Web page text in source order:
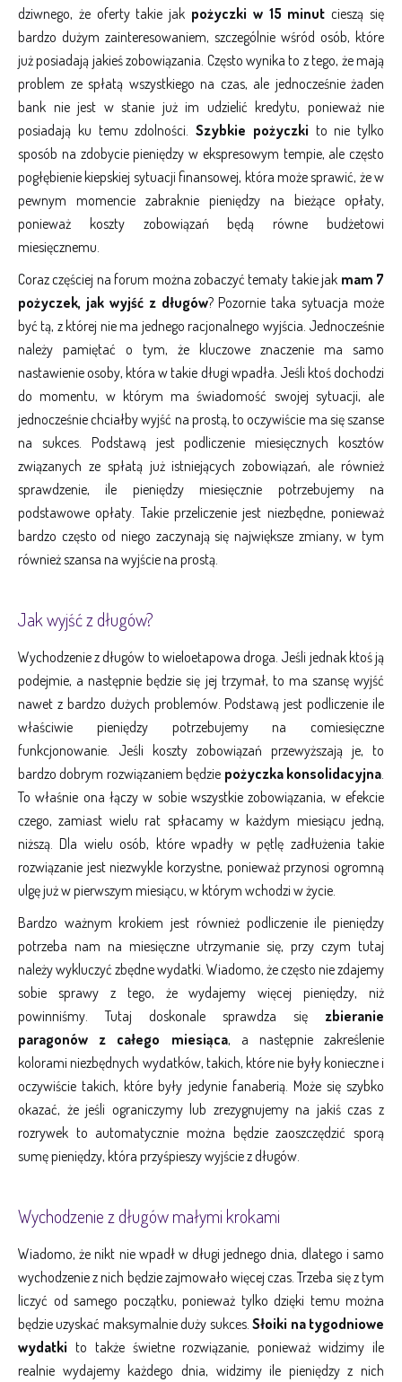
dziwnego, że oferty takie jak pożyczki w 15 minutcieszą się
bardzo dużym zainteresowaniem, szczególnie wśród osób, które
już posiadają jakieś zobowiązania. Często wynika to z tego, że mają
problem ze spłatą wszystkiego na czas, ale jednocześnie żaden
bank nie jest w stanie już im udzielić kredytu, ponieważ nie
posiadają ku temu zdolności. Szybkie pożyczki to nie tylko
sposób na zdobycie pieniędzy w ekspresowym tempie, ale często
pogłębienie kiepskiej sytuacji finansowej, która może sprawić, że w
pewnym momencie zabraknie pieniędzy na bieżące opłaty,
ponieważ koszty zobowiązań będą równe budżetowi
miesięcznemu.
Coraz częściej na forum można zobaczyć tematy takie jak mam 7
pożyczek, jak wyjść z długów? Pozornie taka sytuacja może
być tą, z której nie ma jednego racjonalnego wyjścia. Jednocześnie
należy pamiętać o tym, że kluczowe znaczenie ma samo
nastawienie osoby, która w takie długi wpadła. Jeśli ktoś dochodzi
do momentu, w którym ma świadomość swojej sytuacji, ale
jednocześnie chciałby wyjść na prostą, to oczywiście ma się szanse
na sukces. Podstawą jest podliczenie miesięcznych kosztów
związanych ze spłatą już istniejących zobowiązań, ale również
sprawdzenie, ile pieniędzy miesięcznie potrzebujemy na
podstawowe opłaty. Takie przeliczenie jest niezbędne, ponieważ
bardzo często od niego zaczynają się największe zmiany, w tym
również szansa na wyjście na prostą.
Jak wyjść z długów?
Wychodzenie z długów to wieloetapowa droga. Jeśli jednak ktoś ją
podejmie, a następnie będzie się jej trzymał, to ma szansę wyjść
nawet z bardzo dużych problemów. Podstawą jest podliczenie ile
właściwie pieniędzy potrzebujemy na comiesięczne
funkcjonowanie. Jeśli koszty zobowiązań przewyższają je, to
bardzo dobrym rozwiązaniem będzie pożyczka konsolidacyjna
To właśnie ona łączy w sobie wszystkie zobowiązania, w efekcie
czego, zamiast wielu rat spłacamy w każdym miesiącu jedną,
niższą. Dla wielu osób, które wpadły w pętlę zadłużenia takie
rozwiązanie jest niezwykle korzystne, ponieważ przynosi ogromną
ulgę już w pierwszym miesiącu, w którym wchodzi w życie.
Bardzo ważnym krokiem jest również podliczenie ile pieniędzy
potrzeba nam na miesięczne utrzymanie się, przy czym tutaj
należy wykluczyć zbędne wydatki. Wiadomo, że często nie zdajemy
sobie sprawy z tego, że wydajemy więcej pieniędzy, niż
powinniśmy. Tutaj doskonale sprawdza się zbieranie
paragonów z całego miesiąca, a następnie zakreślenie
kolorami niezbędnych wydatków, takich, które nie były konieczne i
oczywiście takich, które były jedynie fanaberią. Może się szybko
okazać, że jeśli ograniczymy lub zrezygnujemy na jakiś czas z
rozrywek to automatycznie można będzie zaoszczędzić sporą
sumę pieniędzy, która przyśpieszy wyjście z długów.
Wychodzenie z długów małymi krokami
Wiadomo, że nikt nie wpadł w długi jednego dnia, dlatego i samo
wychodzenie z nich będzie zajmowało więcej czas. Trzeba się z tym
liczyć od samego początku, ponieważ tylko dzięki temu można
będzie uzyskać maksymalnie duży sukces.Słoiki na tygodniowe
wydatki to także świetne rozwiązanie, ponieważ widzimy ile
realnie wydajemy każdego dnia, widzimy ile pieniędzy z nich